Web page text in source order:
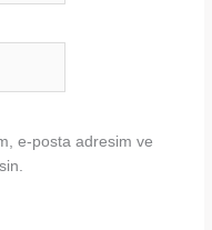
e-posta adresim ve